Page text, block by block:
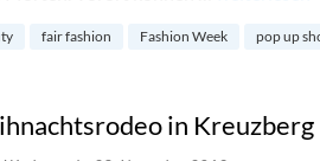
fair fashion Fashion Week pop up
in Kreuzberg